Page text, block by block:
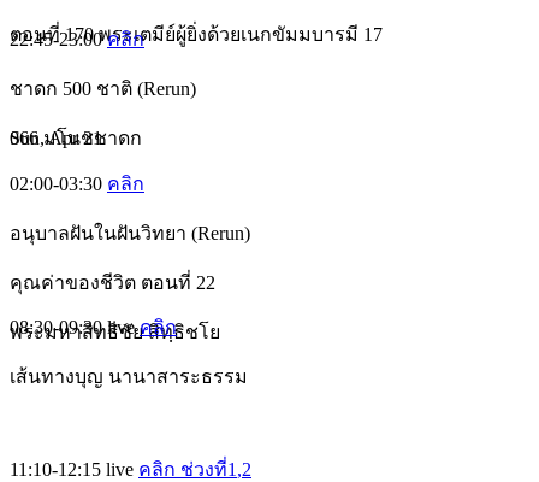
ตอนที่ 170 พระเตมีย์ผู้ยิ่งด้วยเนกขัมมบารมี 17
22:45-23:00คลิก
ชาดก 500 ชาติ (Rerun)
066 มโนชชาดก
Sun, Apr 21
02:00-03:30 คลิก
อนุบาลฝันในฝันวิทยา (Rerun)
คุณค่าของชีวิต ตอนที่ 22
พระมหาสิทธิชัย สิทฺธิชโย
08:30-09:30live คลิก
เส้นทางบุญ นานาสาระธรรม
11:10-12:15 live คลิก ช่วงที่1 ,2